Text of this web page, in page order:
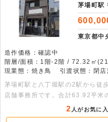
茅場町駅
東京都中
造作価格：確認中
階層/面積：1階-2階 / 72.32㎡
現業態：焼き鳥
引渡状態：閉
茅場町駅と八丁堀駅の2駅から徒
店舗事務所です。合計63.92平米
2階をセットで活用できるため自
食、事務所など、多目的なビジ
2 人がお気に